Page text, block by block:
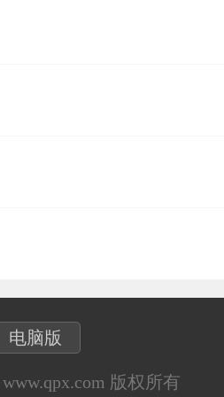
电脑版
版权所有